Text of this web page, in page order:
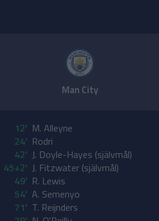
Man City
12' M. Alleyne
24' Rodri
42' J. Doyle-Hayes (självmål)
45+2' J. Fitzwater (självmål)
49' R. Lewis
54' A. Semenyo
71' T. Reijnders